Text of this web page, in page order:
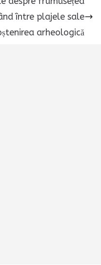
între plajele sale
arheologică